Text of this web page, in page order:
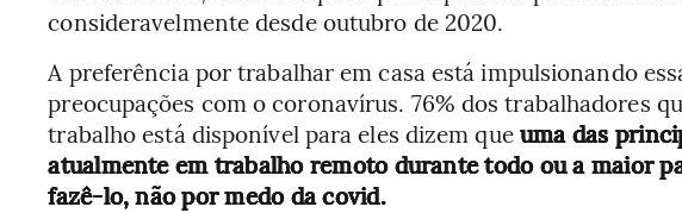
consideravelmente desde outubro de 2020.
A preferência por trabalhar em casa está impulsionando
preocupações com o coronavírus. 76% dos trabalhadores
trabalho está disponível para eles dizem queuma das
atualmente em trabalho remoto durante todo ou a maior
fazê-lo, não por medo da covid.